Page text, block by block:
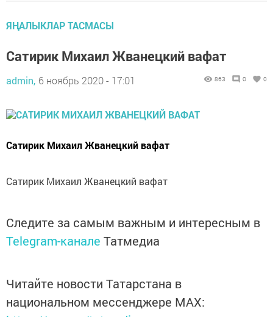
ЯҢАЛЫКЛАР ТАСМАСЫ
Сатирик Михаил Жванецкий вафат
admin, 6 ноябрь 2020 - 17:01 863 0 0
Сатирик Михаил Жванецкий вафат
Сатирик Михаил Жванецкий вафат
Следите за самым важным и интересным в
Telegram-канале Татмедиа
Читайте новости Татарстана в
национальном мессенджере MАХ: